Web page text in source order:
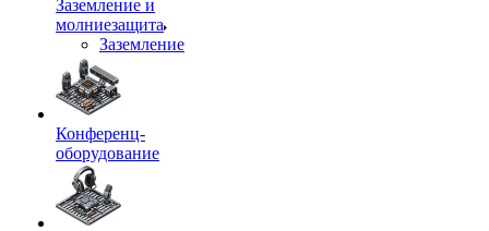
Заземление и
молниезащита
Заземление
Конференц-
оборудование